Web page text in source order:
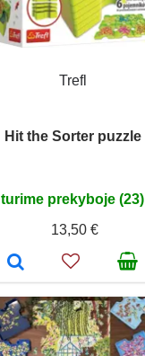
Trefl
Hit the Sorter puzzle
turime prekyboje (23)
13,50 €